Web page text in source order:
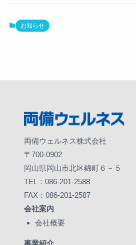
余暇の充実
お知らせ
両備ウェルネス株式会社
〒700-0902
岡山県岡山市北区錦町６－５
TEL： 086-201-2588
FAX：086-201-2587
会社案内
会社概要
事業紹介